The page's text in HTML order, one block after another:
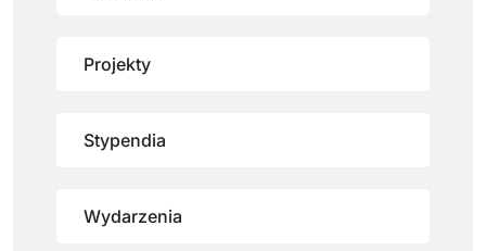
Projekty
Stypendia
Wydarzenia